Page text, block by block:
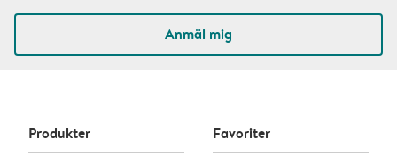
Anmäl mig
Produkter Favoriter